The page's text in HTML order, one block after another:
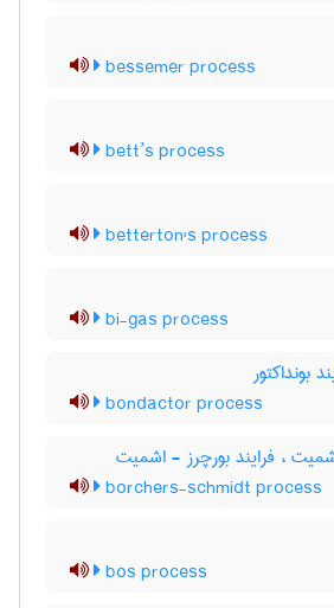
bessemer process
bett’s process
betterton's process
bi-gas process
بونداکتور
bondactor process
، فرایند بورچرز - اشمیت
borchers-schmidt process
bos process